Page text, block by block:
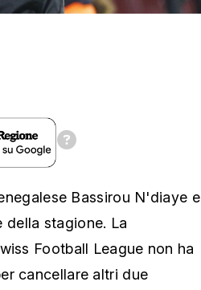
Bassirou N'diaye e
della stagione. La
Football League non ha
cancellare altri due